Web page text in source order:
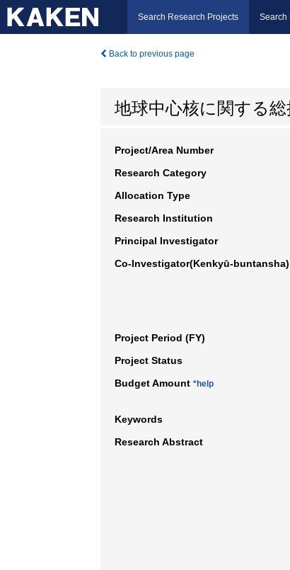
Search Research Projects Search
Back to previous page
地球中心核に関する
Project/Area Number
Research Category
Allocation Type
Research Institution
Principal Investigator
Co-Investigator(Kenkyū-buntansha)
Project Period (FY)
Project Status
Budget Amount *help
Keywords
Research Abstract